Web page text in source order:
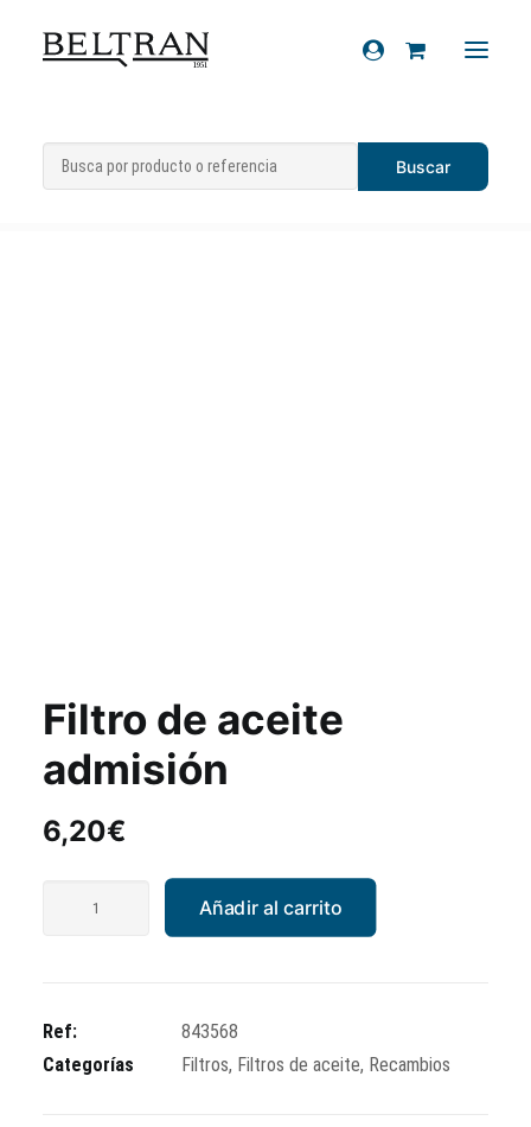
Recambios
Inicio Recambios » Filtros
Filtros de
aceite»Filtro de aceite admisión
Filtro de aceite
admisión
6,20€
cantidad
Añadir al carrito
Ref:
843568
Categorías
Filtros, Filtros de aceite, Recambios